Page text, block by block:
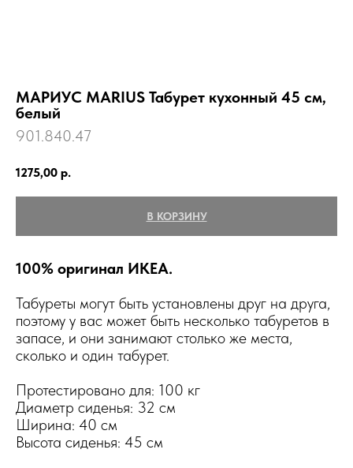
МАРИУС MARIUS Табурет кухонный 45 см,
белый
901.840.47
1275,00 р.
В КОРЗИНУ
100% оригинал ИКЕА.
Табуреты могут быть установлены друг на друга,
поэтому у вас может быть несколько табуретов в
запасе, и они занимают столько же места,
сколько и один табурет.
Протестировано для: 100 кг
Диаметр сиденья: 32 см
Ширина: 40 см
Высота сиденья: 45 см